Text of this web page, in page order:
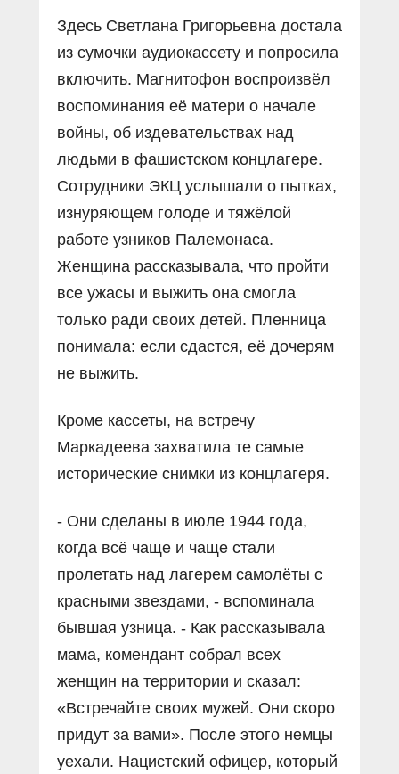
Здесь Светлана Григорьевна достала
из сумочки аудиокассету и попросила
включить. Магнитофон воспроизвёл
воспоминания её матери о начале
войны, об издевательствах над
людьми в фашистском концлагере.
Сотрудники ЭКЦ услышали о пытках,
изнуряющем голоде и тяжёлой
работе узников Палемонаса.
Женщина рассказывала, что пройти
все ужасы и выжить она смогла
только ради своих детей. Пленница
понимала: если сдастся, её дочерям
не выжить.
Кроме кассеты, на встречу
Маркадеева захватила те самые
исторические снимки из концлагеря.
- Они сделаны в июле 1944 года,
когда всё чаще и чаще стали
пролетать над лагерем самолёты с
красными звездами, - вспоминала
бывшая узница. - Как рассказывала
мама, комендант собрал всех
женщин на территории и сказал:
«Встречайте своих мужей. Они скоро
придут за вами». После этого немцы
уехали. Нацистский офицер, который